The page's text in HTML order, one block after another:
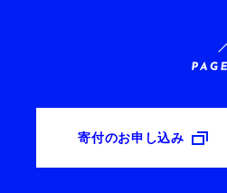
寄付のお申し込み